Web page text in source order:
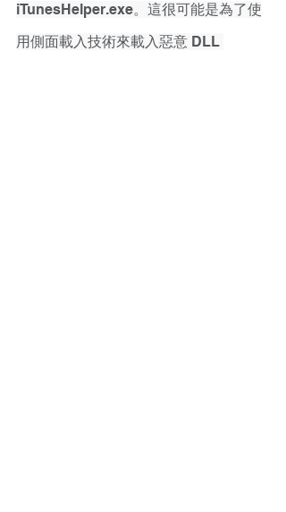
iTunesHelper.exe。這很可能是為了使
用側面載入技術來載入惡意 DLL